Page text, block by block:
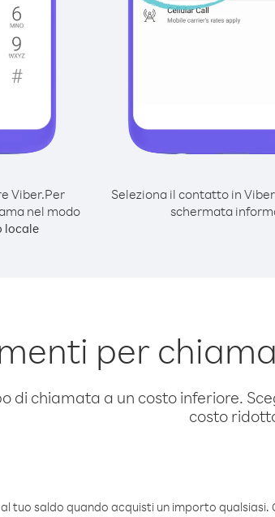
Viber.Per
nel modo
locale
Seleziona il contatto in
schermata
per
di chiamata a un costo inferiore.
costo
tuo saldo quando acquisti un importo